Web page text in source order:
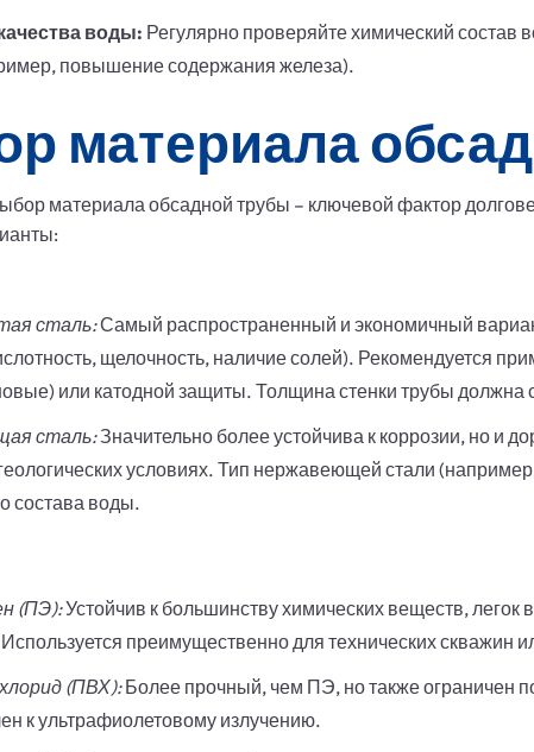
воды: Регулярно проверяйте химический
повышение содержания железа).
материала
материала обсадной трубы – ключевой фактор
сталь:Самый распространенный и экономичный
щелочность, наличие солей). Рекомендуется
или катодной защиты. Толщина стенки трубы должна
сталь:Значительно более устойчива к коррозии, но и
условиях. Тип нержавеющей стали
состава воды.
(ПЭ):Устойчив к большинству химических веществ, легок
преимущественно для технических скважин
(ПВХ):Более прочный, чем ПЭ, но также ограничен
к ультрафиолетовому излучению.